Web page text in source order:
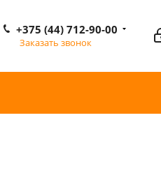
+375 (44) 712-90-00
Заказать звонок